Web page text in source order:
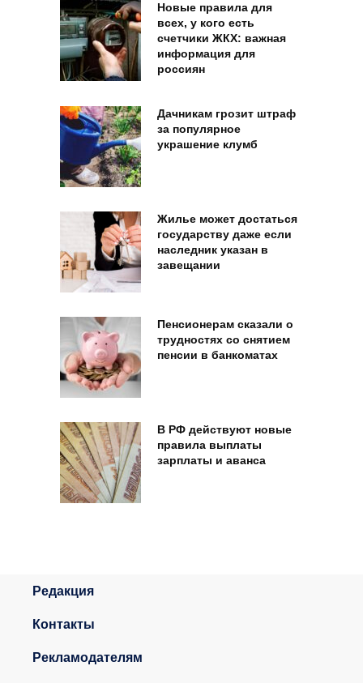
Новые правила для
всех, у кого есть
счетчики ЖКХ: важная
информация для
россиян
Дачникам грозит штраф
за популярное
украшение клумб
Жилье может достаться
государству даже если
наследник указан в
завещании
Пенсионерам сказали о
трудностях со снятием
пенсии в банкоматах
В РФ действуют новые
правила выплаты
зарплаты и аванса
Редакция
Контакты
Рекламодателям